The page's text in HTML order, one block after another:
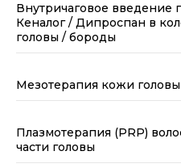
Внутричаговое введение
Кеналог / Дипроспан в
головы / бороды
Мезотерапия кожи головы
Плазмотерапия (PRP)
части головы